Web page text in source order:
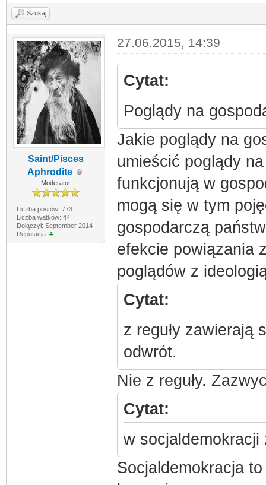
Szukaj
Saint/Pisces
Aphrodite
Moderator
Liczba postów: 773
Liczba wątków: 44
Dołączył: September 2014
Reputacja: 4
27.06.2015, 14:39
Cytat:
Poglądy na
Jakie poglądy na
umieścić poglądy
funkcjonują w
mogą się w tym
gospodarczą
efekcie powiązania
poglądów z
Cytat:
z reguły zawierają
odwrót.
Nie z reguły.
Cytat:
w
Socjaldemokracja